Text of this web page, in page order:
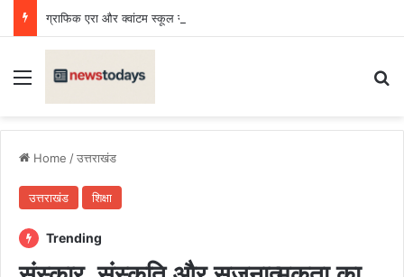
Menu
Home /उत्तराखंड
उत्तराखंड शिक्षा
Trending